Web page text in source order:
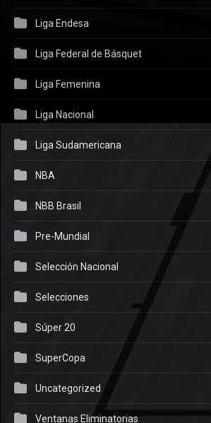
Liga Endesa
Liga Federal de Básquet
Liga Femenina
Liga Nacional
Liga Sudamericana
NBA
NBB Brasil
Pre-Mundial
Selección Nacional
Selecciones
Súper 20
SuperCopa
Uncategorized
Ventanas Eliminatorias